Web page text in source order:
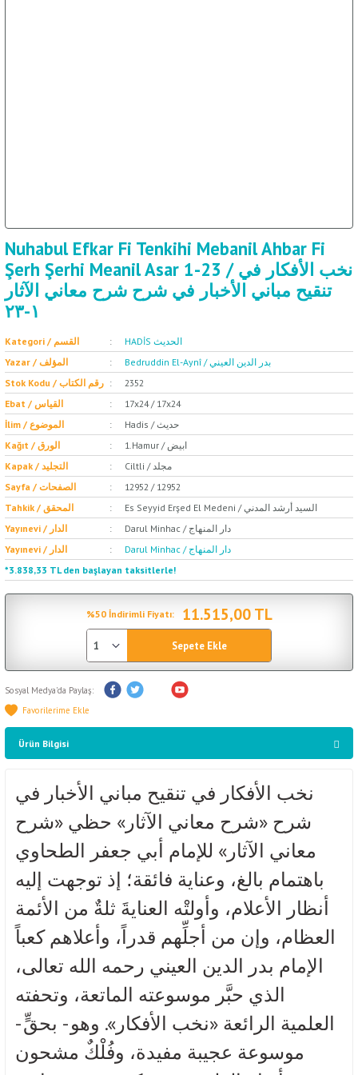
Nuhabul Efkar Fi Tenkihi Mebanil Ahbar Fi
Şerh Şerhi Meanil Asar 1-23 / نخب الأفكار في
تنقيح مباني الأخبار في شرح شرح معاني الآثار
١-٢٣
Kategori / القسم
HADİS الحديث
Yazar / المؤلف
Bedruddin El-Aynî / بدر الدين العيني
Stok Kodu / رقم الكتاب
2352
Ebat / القياس
17x24 / 17x24
İlim / الموضوع
Hadis / حديث
Kağıt / الورق
1.Hamur / ابيض
Kapak / التجليد
Ciltli / مجلد
Sayfa / الصفحات
12952 / 12952
Tahkik / المحقق
Es Seyyid Erşed El Medeni / السيد أرشد المدني
Yayınevi / الدار
Darul Minhac / دار المنهاج
Yayınevi / الدار
Darul Minhac / دار المنهاج
*3.838,33 TL den başlayan taksitlerle!
%50 İndirimli Fiyatı: 11.515,00 TL
Sepete Ekle
Sosyal Medya'da Paylaş:
Ürün Bilgisi
نخب الأفكار في تنقيح مباني الأخبار في
شرح «شرح معاني الآثار» حظي «شرح
معاني الآثار» للإمام أبي جعفر الطحاوي
باهتمام بالغ، وعناية فائقة؛ إذ توجهت إليه
أنظار الأعلام، وأولتْه العنايةَ ثلةٌ من الأئمة
العظام، وإن من أجلِّهم قدراً، وأعلاهم كعباً
الإمام بدر الدين العيني رحمه الله تعالى،
الذي حبَّر موسوعته الماتعة، وتحفته
العلمية الرائعة «نخب الأفكار». وهو - بحقٍّ -
موسوعة عجيبة مفيدة، وفُلْكٌ مشحون